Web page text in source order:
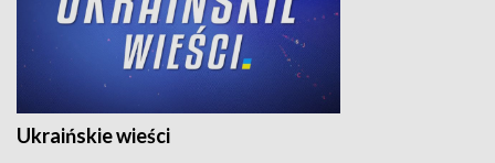
Ukraińskie wieści